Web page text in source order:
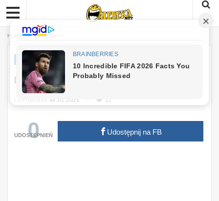
Home Dowcipy
DOWCIPY
Dowcip: Sprzedawca Dywanów :)
lis 30, 2021 12
0
UDOSTĘPNIEŃ Udostępnij na FB